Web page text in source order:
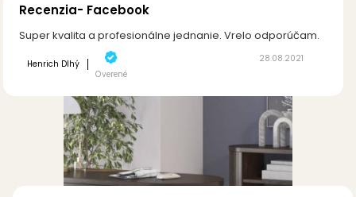
Recenzia- Facebook
Super kvalita a profesionálne jednanie. Vrelo odporúčam.
Henrich Dlhý
Overené
28.08.2021